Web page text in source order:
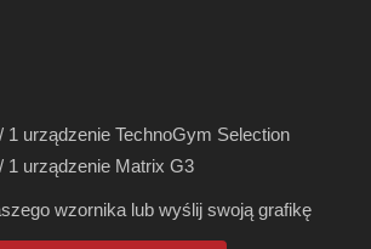
1 urządzenie TechnoGym Selection
1 urządzenie Matrix G3
wzornika lub wyślij swoją grafikę